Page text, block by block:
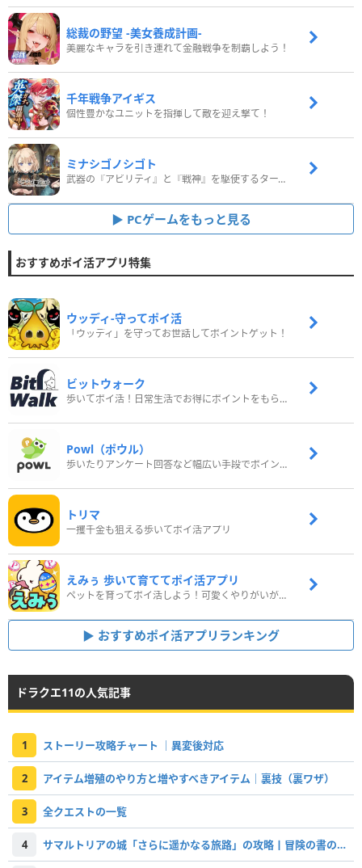
総裁の野望 -美女養成計画-
美麗なキャラを引き連れて金融戦争を制覇しよう！
千年戦争アイギス
個性豊かなユニットを指揮して敵を迎え撃て！
ミナシゴノシゴト
武器の『アビリティ』と『戦神』を駆使するターン制コマンドバトルRPG！
PCゲームをもっと見る
おすすめポイ活アプリ特集
ウッディ‐守ってポイ活
「ウッディ」を守ってお世話してポイントゲット！
ビットウォーク
歩いてポイ活！日常生活でお得にポイントをもらおう
Powl（ポウル）
歩いたりアンケート回答など幅広い手段でポイントをゲット
トリマ
一攫千金も狙える歩いてポイ活アプリ
えみぅ 歩いて育ててポイ活アプリ
ペットを育ってポイ活しよう！可愛くやりがいがある新感覚アプリ
おすすめポイ活アプリランキング
ドラクエ11の人気記事
1 ストーリー攻略チャート ｜異変後対応
2 アイテム増殖のやり方と増やすべきアイテム｜裏技（裏ワザ）
3 全クエストの一覧
4 サマルトリアの城「さらに遥かなる旅路」の攻略丨冒険の書の世界